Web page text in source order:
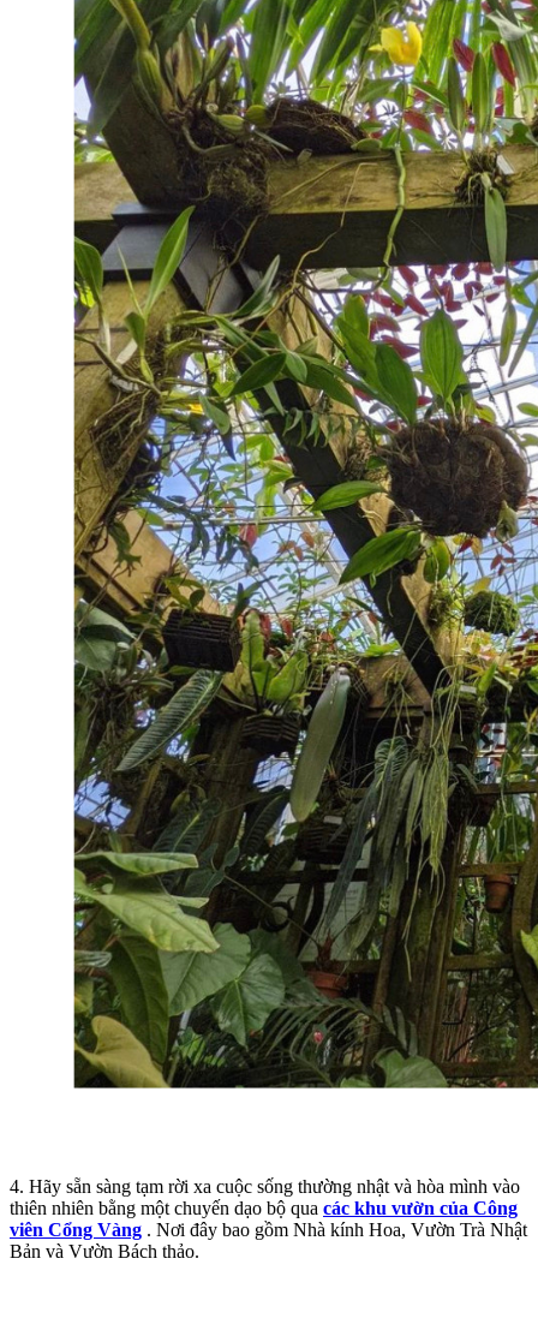
4. Hãy sẵn sàng tạm rời xa cuộc sống thường nhật và hòa mình vào
thiên nhiên bằng một chuyến dạo bộ qua các khu vườn của Công
viên Cổng Vàng . Nơi đây bao gồm Nhà kính Hoa, Vườn Trà Nhật
Bản và Vườn Bách thảo.